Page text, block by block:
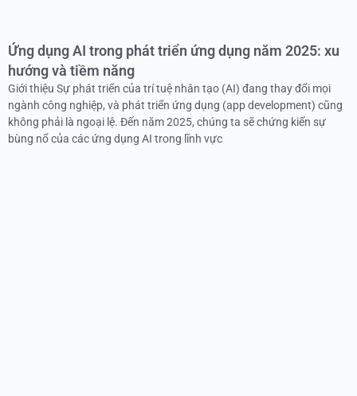
Ứng dụng AI trong phát triển ứng dụng năm 2025: xu
hướng và tiềm năng
Giới thiệu Sự phát triển của trí tuệ nhân tạo (AI) đang thay đổi mọi
ngành công nghiệp, và phát triển ứng dụng (app development) cũng
không phải là ngoại lệ. Đến năm 2025, chúng ta sẽ chứng kiến sự
bùng nổ của các ứng dụng AI trong lĩnh vực